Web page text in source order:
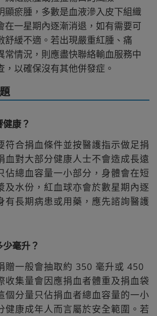
顯瘀腫，多數是血液滲入皮下組織
在一星期內逐漸消退，如有需要可
舒緩不適。若出現嚴重紅腫、痛
常情況，則應盡快聯絡輸血服務中
，以確保沒有其他併發症。
康？
符合捐血條件並按醫護指示做足捐
血對大部分健康人士不會造成長遠
佔總血容量一小部分，身體會在短
及水份，紅血球亦會於數星期內逐
有長期病患或用藥，應先諮詢醫護
毫升？
贈一般會抽取約 350 毫升或 450
收集量會因應捐血者體重及捐血袋
個分量只佔捐血者總血容量的一小
健康成年人而言屬於安全範圍。若